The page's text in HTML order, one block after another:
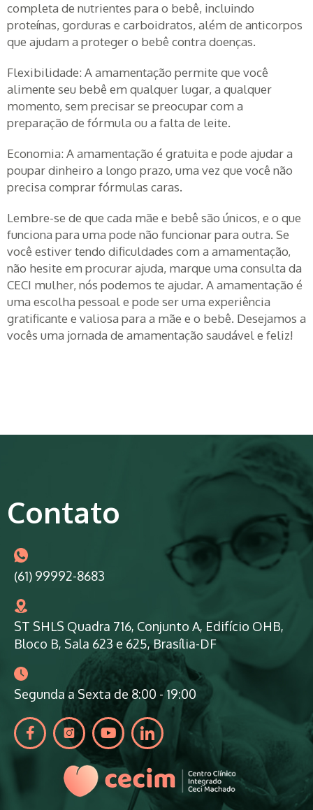
completa de nutrientes para o bebê, incluindo
proteínas, gorduras e carboidratos, além de anticorpos
que ajudam a proteger o bebê contra doenças.
Flexibilidade: A amamentação permite que você
alimente seu bebê em qualquer lugar, a qualquer
momento, sem precisar se preocupar com a
preparação de fórmula ou a falta de leite.
Economia: A amamentação é gratuita e pode ajudar a
poupar dinheiro a longo prazo, uma vez que você não
precisa comprar fórmulas caras.
Lembre-se de que cada mãe e bebê são únicos, e o que
funciona para uma pode não funcionar para outra. Se
você estiver tendo dificuldades com a amamentação,
não hesite em procurar ajuda, marque uma consulta da
CECI mulher, nós podemos te ajudar. A amamentação é
uma escolha pessoal e pode ser uma experiência
gratificante e valiosa para a mãe e o bebê. Desejamos a
vocês uma jornada de amamentação saudável e feliz!
Contato
(61) 99992-8683
ST SHLS Quadra 716, Conjunto A, Edifício OHB,
Bloco B, Sala 623 e 625, Brasília-DF
Segunda a Sexta de 8:00 - 19:00